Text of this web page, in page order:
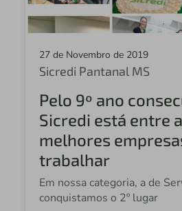
Sicredi Alta
Sicredi Grande
Sicredi FETCOOP
Sicredi Ouro
Sicredi Panambi
Sicredi Nova
Sicredi Vale do
27 de Novembro de 2019
Sicredi Pantanal MS
Pelo 9º ano
Sicredi está entre
melhores
trabalhar
Em nossa categoria, a de
conquistamos o 2º lugar